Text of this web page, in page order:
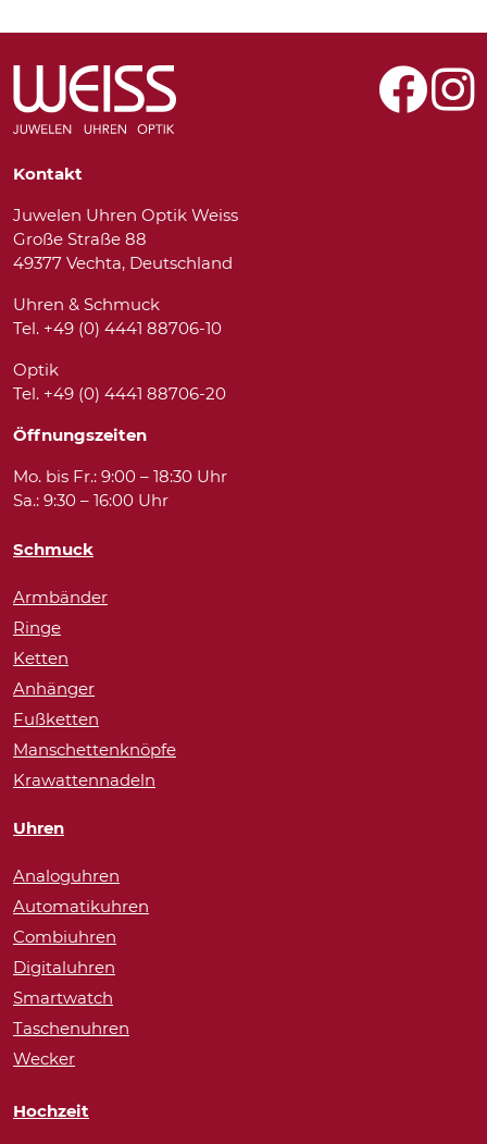
Kontakt
Juwelen Uhren Optik Weiss
Große Straße 88
49377 Vechta, Deutschland
Uhren & Schmuck
Tel. +49 (0) 4441 88706-10
Optik
Tel. +49 (0) 4441 88706-20
Öffnungszeiten
Mo. bis Fr.: 9:00 – 18:30 Uhr
Sa.: 9:30 – 16:00 Uhr
Schmuck
Armbänder
Ringe
Ketten
Anhänger
Fußketten
Manschettenknöpfe
Krawattennadeln
Uhren
Analoguhren
Automatikuhren
Combiuhren
Digitaluhren
Smartwatch
Taschenuhren
Wecker
Hochzeit